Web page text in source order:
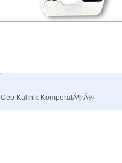
Cep Kalınlk KomperatÃ¶rÃ¼